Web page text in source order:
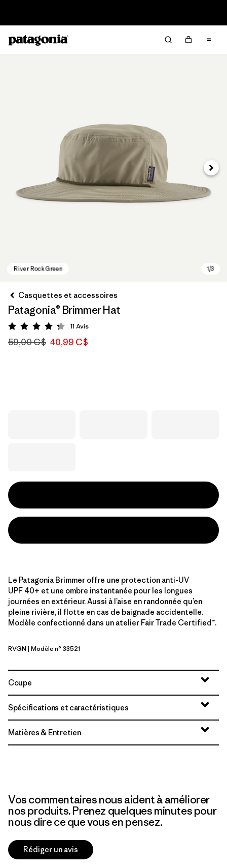
Casquettes et accessoires
Patagonia® Brimmer Hat
Évaluation: 4.3 / 5
11 Avis
59,00 C$ 40,99 C$
Le Patagonia Brimmer offre une protection anti-UV
UPF 40+ et une ombre instantanée pour les longues
journées en extérieur. Aussi à l’aise en randonnée qu’en
pleine rivière, il flotte en cas de baignade accidentelle.
Modèle confectionné dans un atelier Fair Trade Certified™.
River Rock Green
RVGN | Modèle n° 33521
Coupe
Spécifications et caractéristiques
Matières & Entretien
Vos commentaires nous aident à améliorer
nos produits. Prenez quelques minutes pour
nous dire ce que vous en pensez.
Rédiger un avis